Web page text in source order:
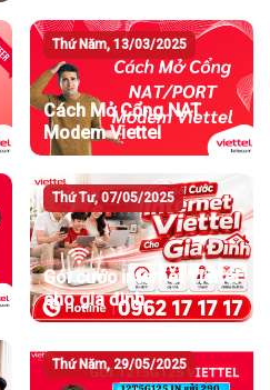
Thứ Năm, 13/03/2025
Cách Mở Cổng NAT
Modem Viettel
Thứ Tư, 07/05/2025
Gói cước internet Viettel
cho gia đình
Thứ Năm, 29/05/2025